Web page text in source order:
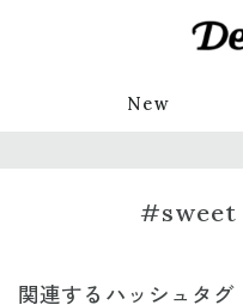
New
#sweet
関連するハッシュタグ